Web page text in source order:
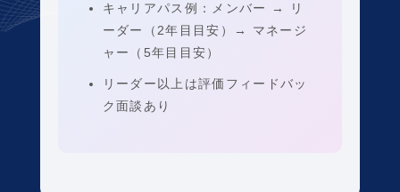
キャリアパス例：メンバー → リ
ーダー（2年目目安）→ マネージ
ャー（5年目目安）
リーダー以上は評価フィードバッ
ク面談あり